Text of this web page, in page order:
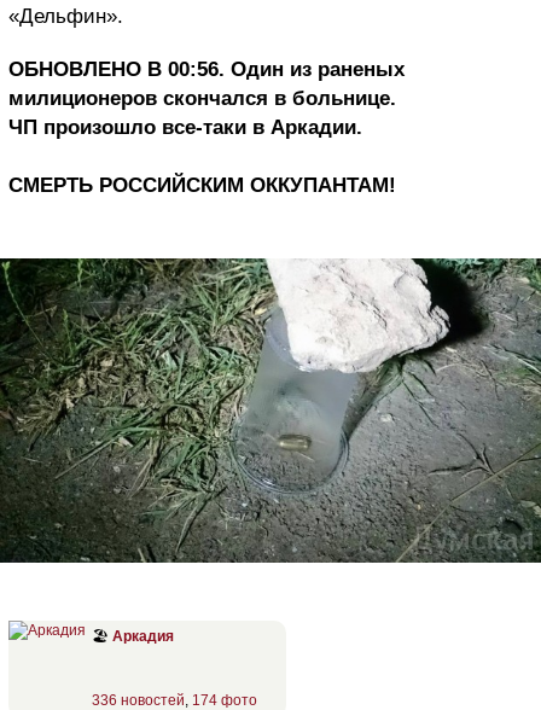
«Дельфин».
ОБНОВЛЕНО В 00:56. Один из раненых
милиционеров скончался в больнице.
ЧП произошло все-таки в Аркадии.
СМЕРТЬ РОССИЙСКИМ ОККУПАНТАМ!
🏖 Аркадия
336 новостей 174 фото